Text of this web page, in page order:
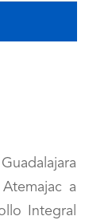
a
Integral